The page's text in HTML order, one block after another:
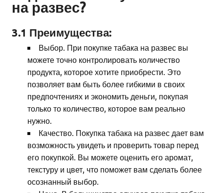
на развес?
3.1 Преимущества:
Выбор. При покупке табака на развес вы
можете точно контролировать количество
продукта, которое хотите приобрести. Это
позволяет вам быть более гибкими в своих
предпочтениях и экономить деньги, покупая
только то количество, которое вам реально
нужно.
Качество. Покупка табака на развес дает вам
возможность увидеть и проверить товар перед
его покупкой. Вы можете оценить его аромат,
текстуру и цвет, что поможет вам сделать более
осознанный выбор.